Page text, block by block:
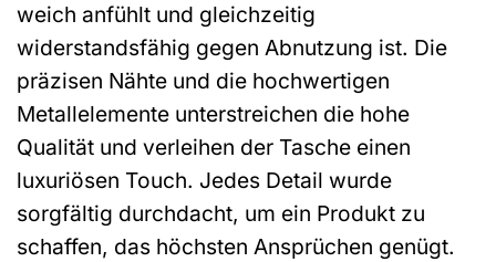
weich anfühlt und gleichzeitig
widerstandsfähig gegen Abnutzung ist. Die
präzisen Nähte und die hochwertigen
Metallelemente unterstreichen die hohe
Qualität und verleihen der Tasche einen
luxuriösen Touch. Jedes Detail wurde
sorgfältig durchdacht, um ein Produkt zu
schaffen, das höchsten Ansprüchen genügt.